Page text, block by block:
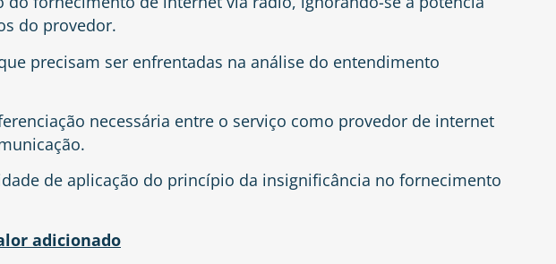
do provedor.
precisam ser enfrentadas na análise do entendimento
necessária entre o serviço como provedor de internet
de aplicação do princípio da insignificância no fornecimento
adicionado